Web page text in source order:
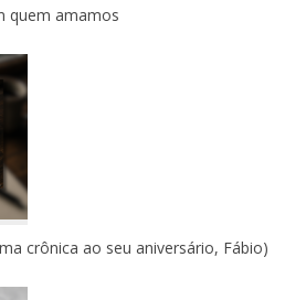
quem amamos
crônica ao seu aniversário, Fábio)